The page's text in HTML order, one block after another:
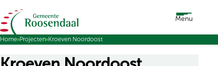
Ga naar de inhoud Menu
Home Projecten Kroeven Noordoost